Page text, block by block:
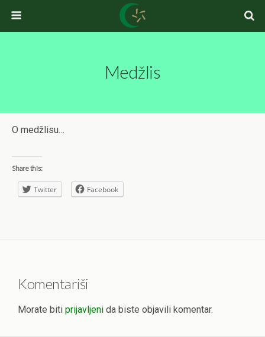
Medžlis
O medžlisu…
Share this:
Twitter Facebook
Komentariši
Morate biti prijavljeni da biste objavili komentar.